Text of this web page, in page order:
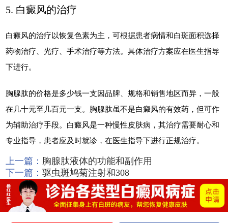
5. 白癜风的治疗
白癜风的治疗以恢复色素为主，可根据患者病情和白斑面积选择
药物治疗、光疗、手术治疗等方法。具体治疗方案应在医生指导
下进行。
胸腺肽的价格是多少钱一支因品牌、规格和销售地区而异，一般
在几十元至几百元一支。胸腺肽虽不是白癜风的有效药，但可作
为辅助治疗手段。白癜风是一种慢性皮肤病，其治疗需要耐心和
专业指导，患者应及时就诊，在医生指导下进行正规治疗。
上一篇： 胸腺肽液体的功能和副作用
下一篇：驱虫斑鸠菊注射和308